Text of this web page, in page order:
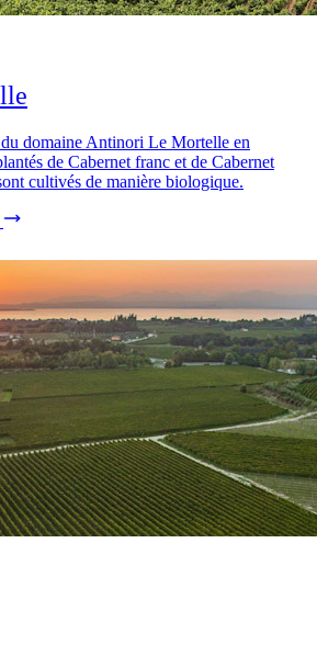
domaine Antinori Le Mortelle en
de Cabernet franc et de Cabernet
cultivés de manière biologique.